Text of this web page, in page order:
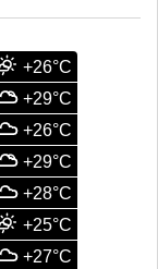
+26°C
+29°C
+26°C
+29°C
+28°C
+25°C
+27°C